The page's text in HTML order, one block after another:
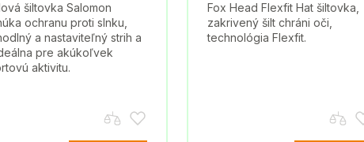
šiltovka Salomon
ochranu proti slnku,
a nastaviteľný strih a
pre akúkoľvek
aktivitu.
Fox Head Flexfit Hat šiltovka,
zakrivený šilt chráni oči,
technológia Flexfit.